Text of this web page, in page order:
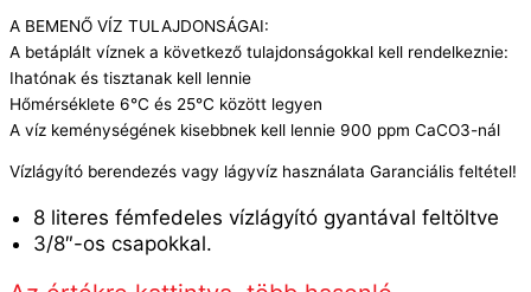
A BEMENŐ VÍZ TULAJDONSÁGAI:
A betáplált víznek a következő tulajdonságokkal kell rendelkeznie:
Ihatónak és tisztanak kell lennie
Hőmérséklete 6°C és 25°C között legyen
A víz keménységének kisebbnek kell lennie 900 ppm CaCO3-nál
Vízlágyító berendezés vagy lágyvíz használata Garanciális feltétel!
8 literes fémfedeles vízlágyító gyantával feltöltve
3/8″-os csapokkal.